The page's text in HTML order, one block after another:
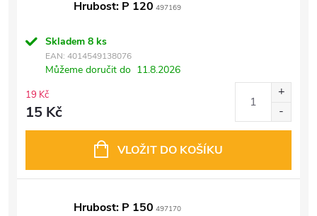
Hrubost: P 120 497169
Skladem 8 ks
EAN: 4014549138076
Můžeme doručit do 11.8.2026
19 Kč
15 Kč
VLOŽIT DO KOŠÍKU
Hrubost: P 150 497170